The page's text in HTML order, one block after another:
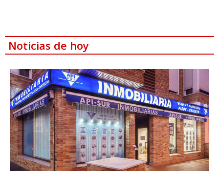
Noticias de hoy